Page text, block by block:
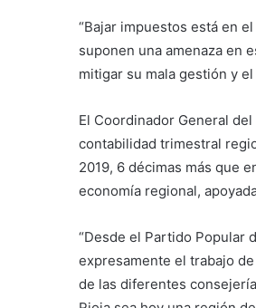
“Bajar impuestos está en
suponen una amenaza en
mitigar su mala gestión y
El Coordinador General
contabilidad trimestral
2019, 6 décimas más que
economía regional,
“Desde el Partido Popular
expresamente el trabajo
de las diferentes